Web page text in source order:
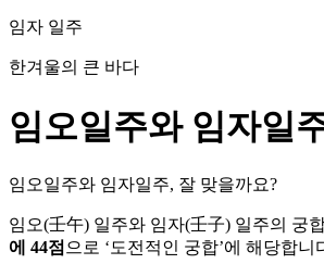
임자 일주
한겨울의 큰 바다
임오일주와 임자일
임오일주와 임자일주, 잘 맞을까요?
임오(壬午) 일주와 임자(壬子) 일주의 궁
에 44점 으로 ‘도전적인 궁합’에 해당합니